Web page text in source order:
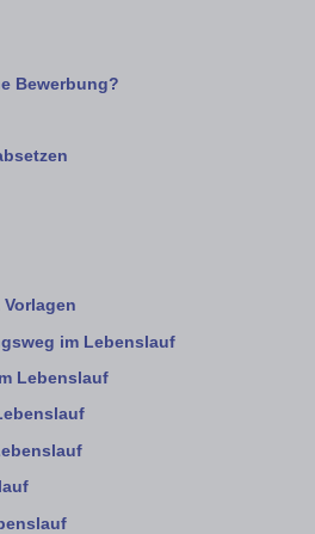
Bewerbung?
im Lebenslauf
Lebenslauf